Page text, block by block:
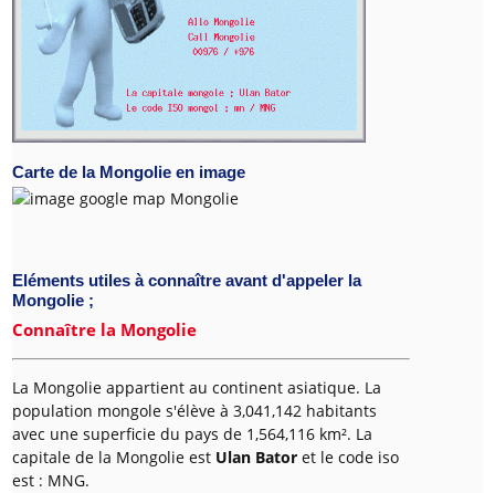
Carte de la Mongolie en image
Eléments utiles à connaître avant d'appeler la
Mongolie ;
Connaître la Mongolie
La Mongolie appartient au continent asiatique. La
population mongole s'élève à 3,041,142 habitants
avec une superficie du pays de 1,564,116 km². La
capitale de la Mongolie est Ulan Bator et le code iso
est : MNG.